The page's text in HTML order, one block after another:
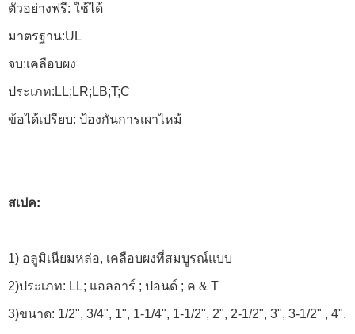
ตัวอย่างฟรี: ใช้ได้
มาตรฐาน:UL
จบ:เคลือบผง
ประเภท:LL;LR;LB;T;C
ข้อได้เปรียบ: ป้องกันการเผาไหม้
สเปค:
1) อลูมิเนียมหล่อ, เคลือบผงที่สมบูรณ์แบบ
2)ประเภท: LL; แอลอาร์ ; ปอนด์ ; ค & T
3)ขนาด: 1/2", 3/4", 1", 1-1/4", 1-1/2", 2", 2-1/2", 3", 3-1/2" , 4".